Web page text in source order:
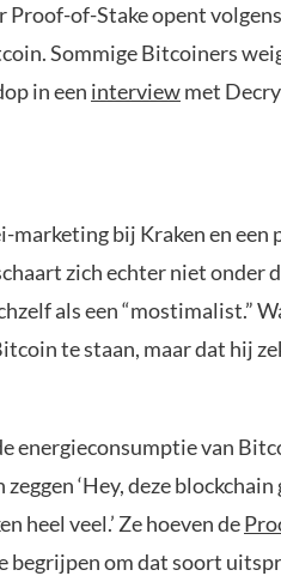
Proof-of-Stake opent
Sommige Bitcoiners
in een interviewmet
marketing bij Kraken en
zich echter niet onder
als een “mostimalist.”
te staan, maar dat hij
energieconsumptie van
‘Hey, deze
heel veel.’ Ze hoeven de
begrijpen om dat soort